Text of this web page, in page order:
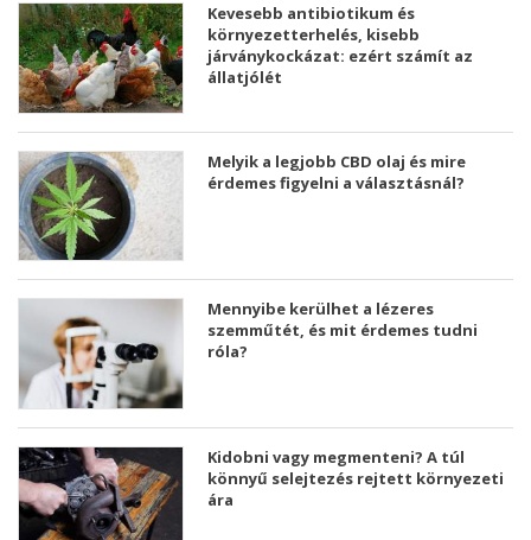
Kevesebb antibiotikum és
környezetterhelés, kisebb
járványkockázat: ezért számít az
állatjólét
Melyik a legjobb CBD olaj és mire
érdemes figyelni a választásnál?
Mennyibe kerülhet a lézeres
szemműtét, és mit érdemes tudni
róla?
Kidobni vagy megmenteni? A túl
könnyű selejtezés rejtett környezeti
ára